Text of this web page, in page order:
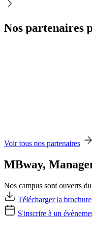
Nos partenaires
Voir tous nos partenaires
MBway,
Nos campus sont ouverts
Télécharger la brochure
S'inscrire à un